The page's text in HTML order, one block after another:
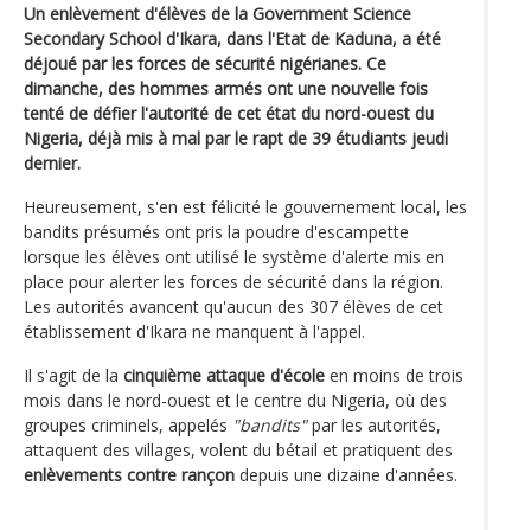
Un enlèvement d'élèves de la Government Science
Secondary School d'Ikara, dans l'Etat de Kaduna, a été
déjoué par les forces de sécurité nigérianes. Ce
dimanche, des hommes armés ont une nouvelle fois
tenté de défier l'autorité de cet état du nord-ouest du
Nigeria, déjà mis à mal par le rapt de 39 étudiants jeudi
dernier.
Heureusement, s'en est félicité le gouvernement local, les
bandits présumés ont pris la poudre d'escampette
lorsque les élèves ont utilisé le système d'alerte mis en
place pour alerter les forces de sécurité dans la région.
Les autorités avancent qu'aucun des 307 élèves de cet
établissement d'Ikara ne manquent à l'appel.
Il s'agit de la cinquième attaque d'école en moins de trois
mois dans le nord-ouest et le centre du Nigeria, où des
groupes criminels, appelés "bandits"par les autorités,
attaquent des villages, volent du bétail et pratiquent des
enlèvements contre rançon depuis une dizaine d'années.